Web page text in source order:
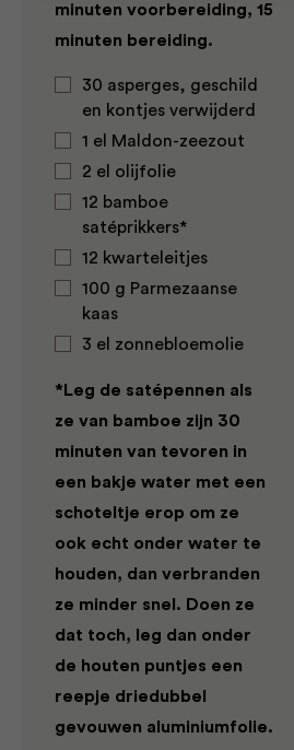
minuten voorbereiding, 15
minuten bereiding.
30 asperges, geschild
en kontjes verwijderd
1 el Maldon-zeezout
2 el olijfolie
12 bamboe
satéprikkers*
12 kwarteleitjes
100 g Parmezaanse
kaas
3 el zonnebloemolie
*Leg de satépennen als
ze van bamboe zijn 30
minuten van tevoren in
een bakje water met een
schoteltje erop om ze
ook echt onder water te
houden, dan verbranden
ze minder snel. Doen ze
dat toch, leg dan onder
de houten puntjes een
reepje driedubbel
gevouwen aluminiumfolie.